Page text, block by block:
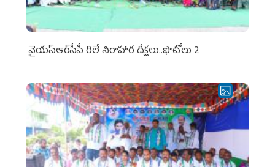
వైయ‌స్ఆర్‌సీపీ రిలే నిరాహార దీక్షలు..ఫొటోలు 2